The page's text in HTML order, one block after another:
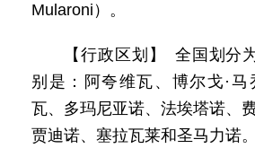
Mularoni）。
【行政区划】 全国划分
别是：阿夸维瓦、博尔戈·
瓦、多玛尼亚诺、法埃塔诺、
贾迪诺、塞拉瓦莱和圣马力诺。